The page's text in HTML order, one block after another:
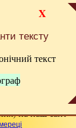
X
тексту
текст
сайту!
автори
із сайту
умови посилання
на наш сайт